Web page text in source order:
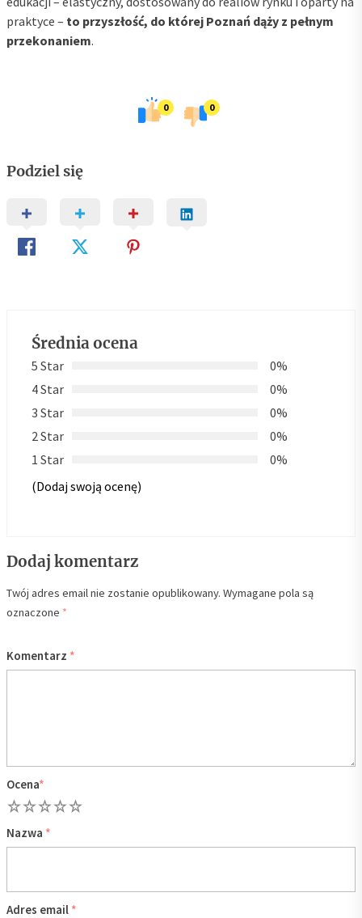
Podziel się
praktyce – to przyszłość, do której Poznań dąży z pełnym
przekonaniem.
0 0
Średnia ocena
5 Star
0%
4 Star
0%
3 Star
0%
2 Star
0%
1 Star
0%
(Dodaj swoją ocenę)
Dodaj komentarz
Twój adres email nie zostanie opublikowany. Wymagane pola są
oznaczone *
Komentarz *
Ocena*
5
4
3
2
Nazwa *
Adres email *